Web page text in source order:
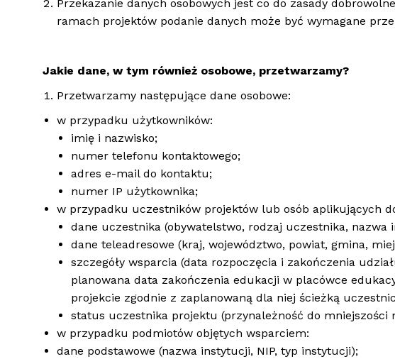
Przekazanie danych osobowych jest co do zasady
ramach projektów podanie danych może być wymagane
Jakie dane, w tym również osobowe, przetwarzamy?
Przetwarzamy następujące dane osobowe:
w przypadku użytkowników:
imię i nazwisko;
numer telefonu kontaktowego;
adres e-mail do kontaktu;
numer IP użytkownika;
w przypadku uczestników projektów lub osób aplikujących
dane uczestnika (obywatelstwo, rodzaj uczestnika, nazwa
dane teleadresowe (kraj, województwo, powiat, gmina,
szczegóły wsparcia (data rozpoczęcia i zakończenia
planowana data zakończenia edukacji w placówce
projekcie zgodnie z zaplanowaną dla niej ścieżką
status uczestnika projektu (przynależność do mniejszości
w przypadku podmiotów objętych wsparciem:
dane podstawowe (nazwa instytucji, NIP, typ instytucji);